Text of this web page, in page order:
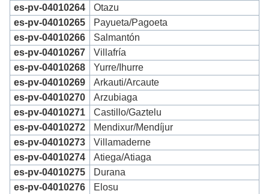
es-pv-04010264
Otazu
es-pv-04010265
Payueta/Pagoeta
es-pv-04010266
Salmantón
es-pv-04010267
Villafría
es-pv-04010268
Yurre/Ihurre
es-pv-04010269
Arkauti/Arcaute
es-pv-04010270
Arzubiaga
es-pv-04010271
Castillo/Gaztelu
es-pv-04010272
Mendixur/Mendíjur
es-pv-04010273
Villamaderne
es-pv-04010274
Atiega/Atiaga
es-pv-04010275
Durana
es-pv-04010276
Elosu